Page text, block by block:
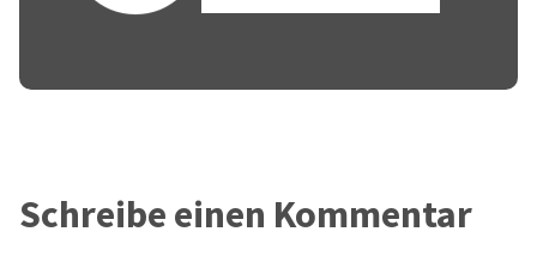
Schreibe einen Kommentar